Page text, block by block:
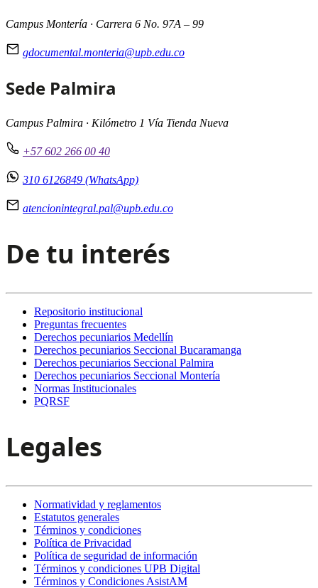
Campus Montería · Carrera 6 No. 97A – 99
gdocumental.monteria@upb.edu.co
Sede Palmira
Campus Palmira · Kilómetro 1 Vía Tienda Nueva
+57 602 266 00 40
310 6126849 (WhatsApp)
atencionintegral.pal@upb.edu.co
De tu interés
Repositorio institucional
Preguntas frecuentes
Derechos pecuniarios Medellín
Derechos pecuniarios Seccional Bucaramanga
Derechos pecuniarios Seccional Palmira
Derechos pecuniarios Seccional Montería
Normas Institucionales
PQRSF
Legales
Normatividad y reglamentos
Estatutos generales
Términos y condiciones
Política de Privacidad
Política de seguridad de información
Términos y condiciones UPB Digital
Términos y Condiciones AsistAM